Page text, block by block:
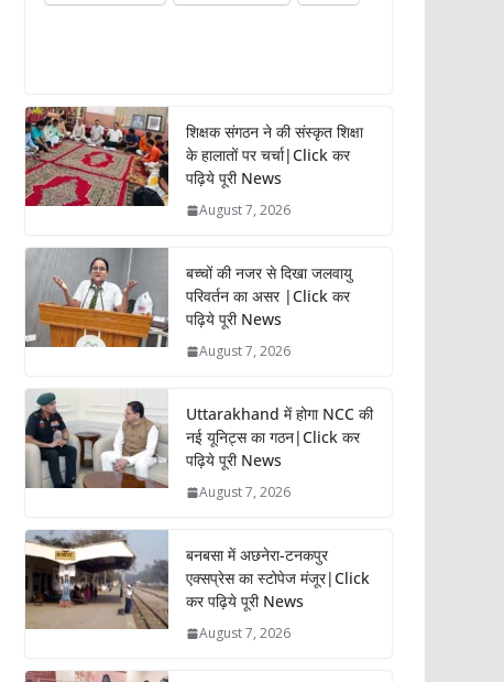
शिक्षक संगठन ने की संस्कृत शिक्षा
के हालातों पर चर्चा|Click कर
पढ़िये पूरी News
August 7, 2026
बच्चों की नजर से दिखा जलवायु
परिवर्तन का असर |Click कर
पढ़िये पूरी News
August 7, 2026
Uttarakhand में होगा NCC की
नई यूनिट्स का गठन|Click कर
पढ़िये पूरी News
August 7, 2026
बनबसा में अछनेरा-टनकपुर
एक्सप्रेस का स्टोपेज मंजूर|Click
कर पढ़िये पूरी News
August 7, 2026